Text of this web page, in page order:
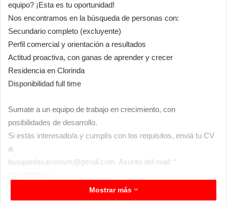
equipo? ¡Esta es tu oportunidad!
Nos encontramos en la búsqueda de personas con:
Secundario completo (excluyente)
Perfil comercial y orientación a resultados
Actitud proactiva, con ganas de aprender y crecer
Residencia en Clorinda
Disponibilidad full time
Sumate a un equipo de trabajo en crecimiento, con
posibilidades de desarrollo.
Si estás interesado/a y cumplís con los requisitos, enviá tu CV
a:
busquedasavisovm@gmail.com . Asunto del mail: “
Mostrar más